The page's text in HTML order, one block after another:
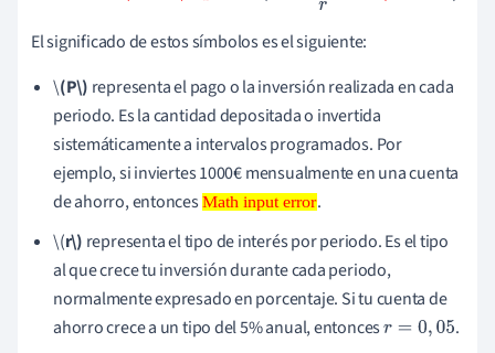
El significado de estos símbolos es el siguiente:
\(P\) representa el pago o la inversión realizada en cada
periodo. Es la cantidad depositada o invertida
sistemáticamente a intervalos programados. Por
ejemplo, si inviertes 1000€ mensualmente en una cuenta
de ahorro, entoncesMath input error
Math input
error
.
\(r\) representa el tipo de interés por periodo. Es el tipo
al que crece tu inversión durante cada periodo,
normalmente expresado en porcentaje. Si tu cuenta de
ahorro crece a un tipo del 5% anual, entoncesr=0,05
.